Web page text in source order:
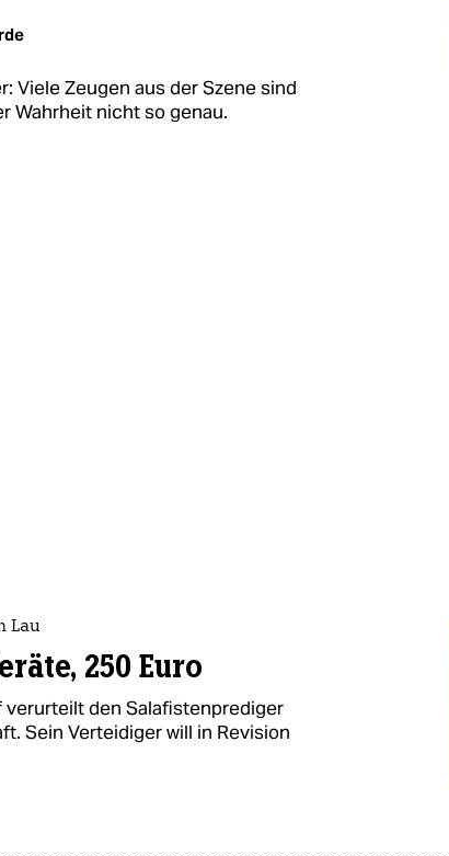
Viele Zeugen aus der Szene sind
Wahrheit nicht so genau.
Lau
250 Euro
den Salafistenprediger
Sein Verteidiger will in Revision